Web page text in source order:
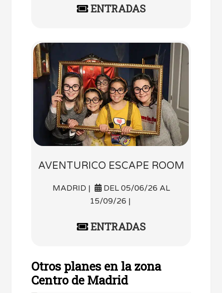
ENTRADAS
AVENTURICO ESCAPE ROOM
MADRID |
DEL 05/06/26 AL
15/09/26 |
ENTRADAS
Otros planes en la zona
Centro de Madrid